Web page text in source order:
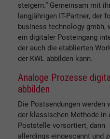
steigern.“ Gemeinsam mit
langjährigen IT-Partner, der
business technology gmbh,
ein digitaler Posteingang
der auch die etablierten
der KWL abbilden kann.
Analoge Prozesse
abbilden
Die Postsendungen werden
der klassischen Methode in
Poststelle vorsortiert, dann
allerdings eingescannt und